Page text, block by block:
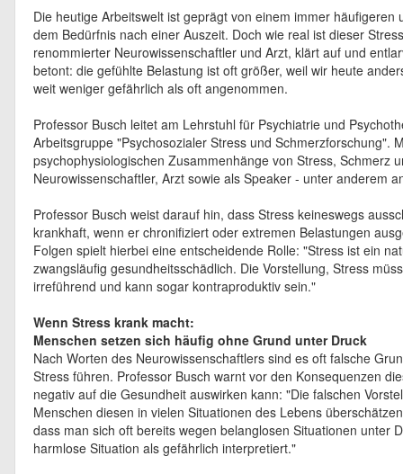
Die heutige Arbeitswelt ist geprägt von einem immer
dem Bedürfnis nach einer Auszeit. Doch wie real ist dieser
renommierter Neurowissenschaftler und Arzt, klärt auf und
betont: die gefühlte Belastung ist oft größer, weil wir heute
weit weniger gefährlich als oft angenommen.
Professor Busch leitet am Lehrstuhl für Psychiatrie und
Arbeitsgruppe "Psychosozialer Stress und Schmerzforschung".
psychophysiologischen Zusammenhänge von Stress, Schmerz
Neurowissenschaftler, Arzt sowie als Speaker - unter anderem
Professor Busch weist darauf hin, dass Stress keineswegs
krankhaft, wenn er chronifiziert oder extremen Belastungen
Folgen spielt hierbei eine entscheidende Rolle: "Stress ist ein
zwangsläufig gesundheitsschädlich. Die Vorstellung, Stress
irreführend und kann sogar kontraproduktiv sein."
Wenn Stress krank macht:
Menschen setzen sich häufig ohne Grund unter Druck
Nach Worten des Neurowissenschaftlers sind es oft falsche
Stress führen. Professor Busch warnt vor den Konsequenzen
negativ auf die Gesundheit auswirken kann: "Die falschen
Menschen diesen in vielen Situationen des Lebens
dass man sich oft bereits wegen belanglosen Situationen unter
harmlose Situation als gefährlich interpretiert."